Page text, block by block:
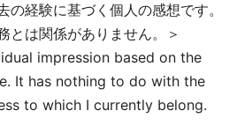
の経験に基づく個人の感想です。
とは関係がありません。＞
impression based on the
It has nothing to do with the
to which I currently belong.